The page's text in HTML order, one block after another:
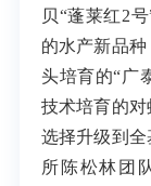
贝“蓬莱红2
的水产新品
头培育的“广
技术培育的
选择升级到
所陈松林团